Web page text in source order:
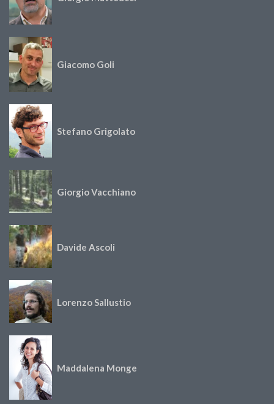
Giacomo Goli
Stefano Grigolato
Giorgio Vacchiano
Davide Ascoli
Lorenzo Sallustio
Maddalena Monge